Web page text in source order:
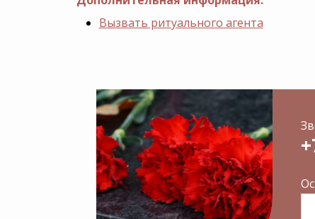
Вызвать ритуального агента